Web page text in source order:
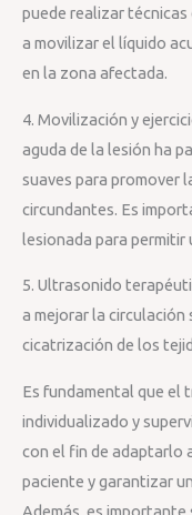
puede realizar
a movilizar el líquido
en la zona afectada.
4. Movilización y
aguda de la lesión ha
suaves para promover
circundantes. Es
lesionada para permitir
5. Ultrasonido
a mejorar la circulación
cicatrización de los
Es fundamental que el
individualizado y
con el fin de adaptarlo
paciente y garantizar
Además, es importante